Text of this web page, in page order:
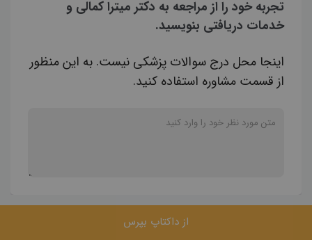
تجربه خود را از مراجعه به دکتر میترا کمالی و
خدمات دریافتی بنویسید.
اینجا محل درج سوالات پزشکی نیست. به این منظور
از قسمت مشاوره استفاده کنید.
از داکتاپ بپرس